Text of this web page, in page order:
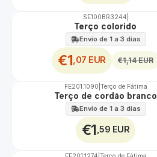
SE100BR3244
Terço colorido
Envio de 1 a 3 dias
€1 ,07 EUR €1,14 EUR
FE201.1090 Terço de Fátima
Terço de cordão branco
Envio de 1 a 3 dias
€1 ,59 EUR